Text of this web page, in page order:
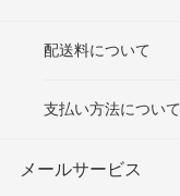
配送料について
支払い方法について
メールサービス